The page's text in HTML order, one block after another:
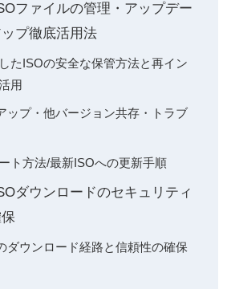
ファイルの管理・アップデー
プ徹底活用法
たISOの安全な保管方法と再イン
用
ップ・他バージョン共存・トラブ
ト方法/最新ISOへの更新手順
ダウンロードのセキュリティ
ダウンロード経路と信頼性の確保